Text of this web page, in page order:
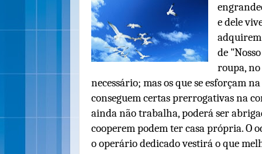
e dele
de
roupa,
necessário; mas os que se esforçam
conseguem certas prerrogativas na
ainda não trabalha, poderá ser
cooperem podem ter casa própria. O
o operário dedicado vestirá o que